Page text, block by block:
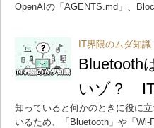
OpenAIの「AGENTS.md」、
IT界隈のムダ知識
Bluetooth
いゾ？ IT
知っていると何かのときに役に
いるため、「Bluetooth」や「